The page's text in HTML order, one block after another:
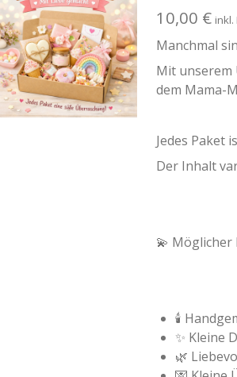
10,00 € inkl.
Manchmal
Mit unserem
dem Mama-
Jedes Paket
Der Inhalt
💫 Möglicher
🕯️
✨ Kleine
🌿